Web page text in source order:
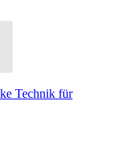
Technik für